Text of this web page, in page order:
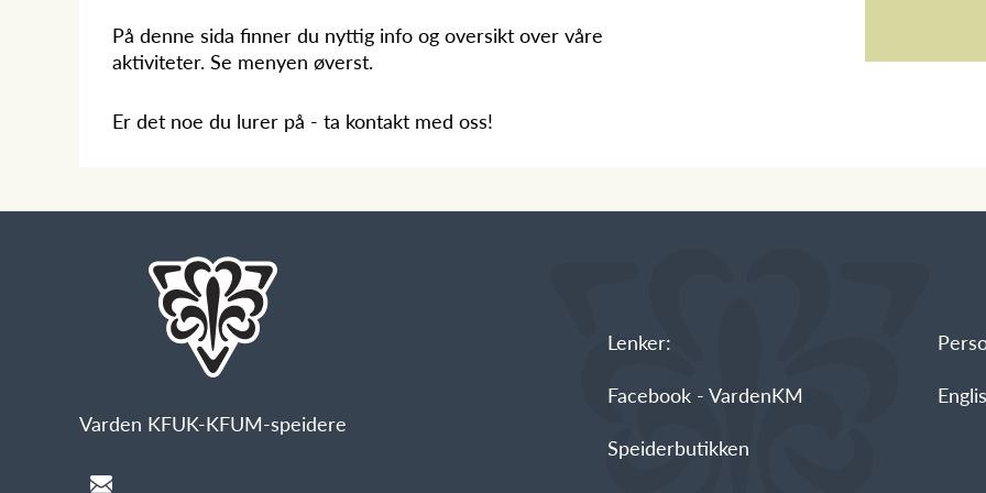
På denne sida finner du nyttig info og oversikt over våre
aktiviteter. Se menyen øverst.
Er det noe du lurer på - ta kontakt med oss!
Varden KFUK-KFUM-speidere
Lenker:
Facebook - VardenKM
Speiderbutikken